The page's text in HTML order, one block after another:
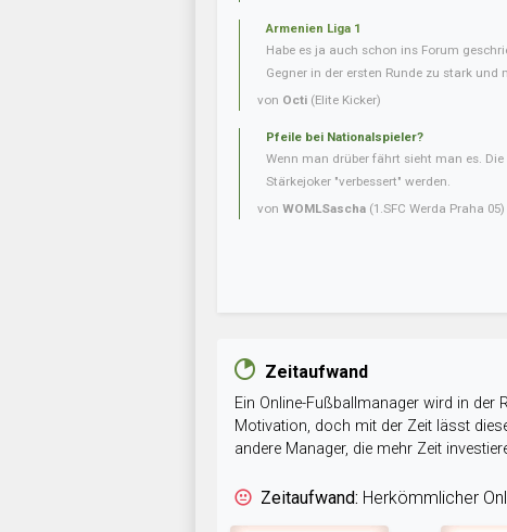
Armenien Liga 1
Habe es ja auch schon ins Forum
Gegner in der ersten Runde zu stark und
von Octi (Elite Kicker)
Pfeile bei Nationalspieler?
Wenn man drüber fährt sieht man es.
Stärkejoker "verbessert" werden.
von WOMLSascha (1.SFC Werda Praha 05)
Zeitaufwand
Ein Online-Fußballmanager wird in der
Motivation, doch mit der Zeit lässt
andere Manager, die mehr Zeit
Zeitaufwand: Herkömmlicher